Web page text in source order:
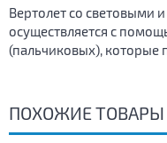
Вертолет со световыми
осуществляется с
(пальчиковых), которые
ПОХОЖИЕ ТОВАРЫ